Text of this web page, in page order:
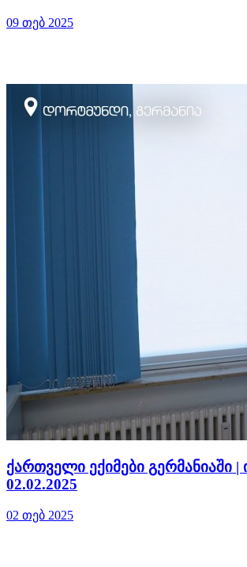
09 თებ 2025
ქართველი ექიმები გერმანიაში |
02.02.2025
02 თებ 2025